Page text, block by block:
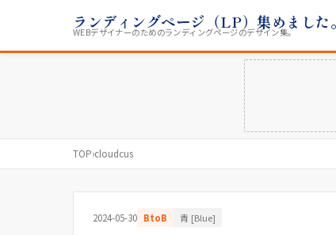
ランディングページ（LP）集めました。
WEBデザイナーのためのランディングページのデザイン集。
TOP›cloudcus
2024-05-30 BtoB 青 [Blue]